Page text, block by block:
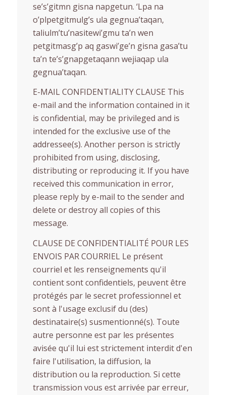
se’s’gitmn gisna napgetun. ‘Lpa na
o’plpetgitmulg’s ula gegnua’taqan,
taliulm’tu’nasitewi’gmu ta’n wen
petgitmasg’p aq gaswi’ge’n gisna gasa’tu
ta’n te’s’gnapgetaqann wejiaqap ula
gegnua’taqan.
E-MAIL CONFIDENTIALITY CLAUSE This
e-mail and the information contained in it
is confidential, may be privileged and is
intended for the exclusive use of the
addressee(s). Another person is strictly
prohibited from using, disclosing,
distributing or reproducing it. If you have
received this communication in error,
please reply by e-mail to the sender and
delete or destroy all copies of this
message.
CLAUSE DE CONFIDENTIALITÉ POUR LES
ENVOIS PAR COURRIEL Le présent
courriel et les renseignements qu'il
contient sont confidentiels, peuvent être
protégés par le secret professionnel et
sont à l'usage exclusif du (des)
destinataire(s) susmentionné(s). Toute
autre personne est par les présentes
avisée qu'il lui est strictement interdit d'en
faire l'utilisation, la diffusion, la
distribution ou la reproduction. Si cette
transmission vous est arrivée par erreur,